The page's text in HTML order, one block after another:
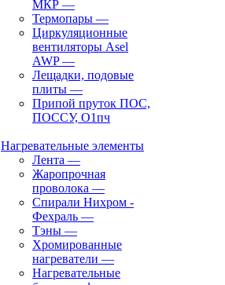
МКР —
Термопары —
Циркуляционные
вентиляторы Asel
AWP—
Лещадки, подовые
плиты —
Припой пруток ПОС,
ПОССУ, О1пч
Нагревательные элементы
Лента —
Жаропрочная
проволока —
Спирали Нихром -
Фехраль —
Тэны —
Хромированные
нагреватели —
Нагревательные